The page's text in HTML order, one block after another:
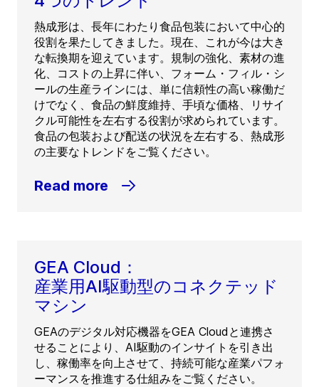
熱成形は、長年にわたり食品包装において中心的
役割を果たしてきました。現在、これが今は大き
な転換期を迎えています。規制の強化、素材の進
化、コストの上昇に伴い、フォーム・フィル・シ
ールの生産ラインには、単に信頼性の高い稼働だ
けでなく、食品の鮮度維持、手頃な価格、リサイ
クル可能性を左右する役割が求められています。
食品の包装および配送の状況を左右する、熱成形
の主要なトレンドをご覧ください。
Read more
GEA Cloud：
産業用AI駆動型のコネクテッド
マシン
GEAのデジタル対応機器をGEA Cloudと連携さ
せることにより、AI駆動のインサイトを引き出
し、稼働率を向上させて、持続可能な産業パフォ
ーマンスを推進する仕組みをご覧ください。